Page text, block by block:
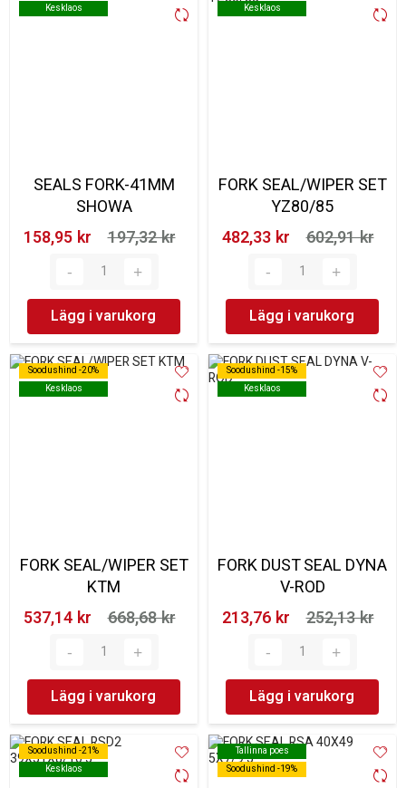
Kesklaos
Kesklaos
SEALS FORK-41MM
SHOWA
158,95 kr‎
197,32 kr‎
Lägg i varukorg
Kesklaos
Kesklaos
FORK SEAL/WIPER SET
YZ80/85
482,33 kr‎
602,91 kr‎
Lägg i varukorg
Soodushind -20%
Kesklaos
Soodushind -20%
Kesklaos
FORK SEAL/WIPER SET
KTM
537,14 kr‎
668,68 kr‎
Lägg i varukorg
Soodushind -15%
Kesklaos
Soodushind -15%
Kesklaos
FORK DUST SEAL DYNA
V-ROD
213,76 kr‎
252,13 kr‎
Lägg i varukorg
Soodushind -21%
Kesklaos
Soodushind -21%
Kesklaos
Tallinna poes
Soodushind -19%
Tallinna poes
Soodushind -19%